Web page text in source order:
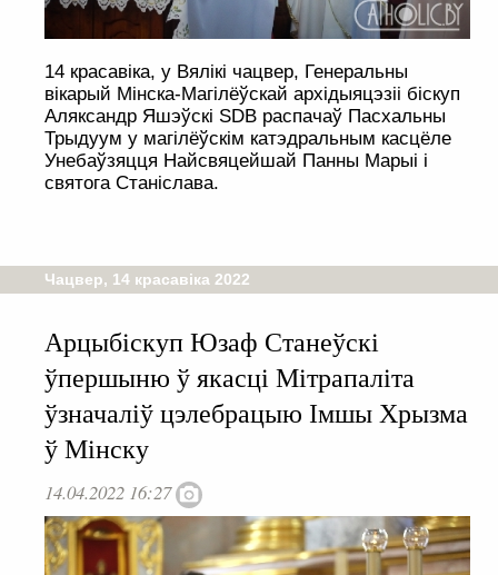
14 красавіка, у Вялікі чацвер, Генеральны
вікарый Мінска-Магілёўскай архідыяцэзіі біскуп
Аляксандр Яшэўскі SDB распачаў Пасхальны
Трыдуум у магілёўскім катэдральным касцёле
Унебаўзяцця Найсвяцейшай Панны Марыі і
святога Станіслава.
Чацвер, 14 красавіка 2022
Арцыбіскуп Юзаф Станеўскі
ўпершыню ў якасці Мітрапаліта
ўзначаліў цэлебрацыю Імшы Хрызма
ў Мінску
14.04.2022 16:27